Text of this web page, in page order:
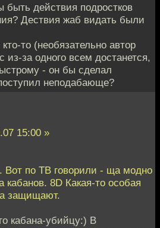
быть действия подростков
Дествия жаб видать были
то (необязательно автор
из-за одного всем достанется,
- он бы сделал
неподабающе?
15:00 »
Вот по ТВ говорили - ща модно
кабанов. 8D Какая-то особая
защищают.
кабана-убийцу:) В